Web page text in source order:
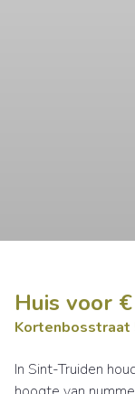
Huis voor
Kortenbosstraat
In Sint-Truiden